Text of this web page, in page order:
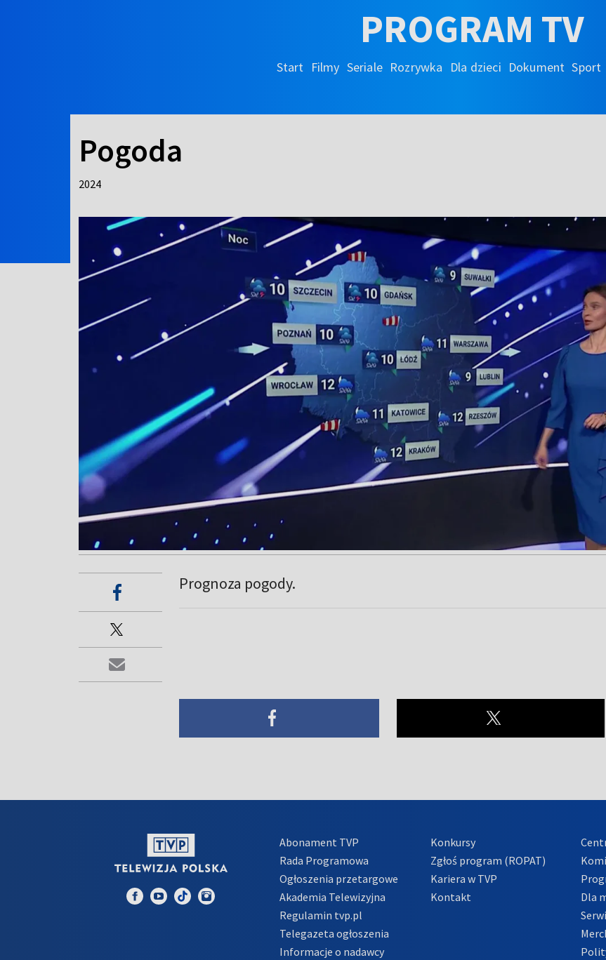
PROGRAM TV
Start Filmy Seriale Rozrywka Dla dzieci Dokument Sport
Pogoda
2024
Prognoza pogody.
Abonament TVP
Rada Programowa
Ogłoszenia przetargowe
Akademia Telewizyjna
Regulamin tvp.pl
Telegazeta ogłoszenia
Informacje o nadawcy
Konkursy
Zgłoś program (ROPAT)
Kariera w TVP
Kontakt
Dla